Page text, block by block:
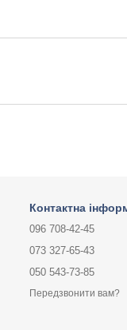
Контактна
096 708-42-45
073 327-65-43
050 543-73-85
Передзвонити вам?